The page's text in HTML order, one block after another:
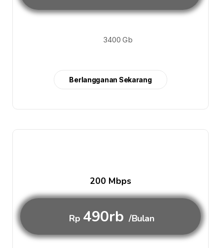
3400 Gb
Berlangganan Sekarang
200 Mbps
Rp 490rb /Bulan